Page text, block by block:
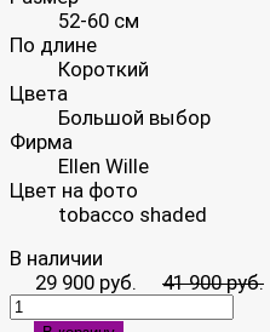
52-60 см
По длине
Короткий
Цвета
Большой выбор
Фирма
Ellen Wille
Цвет на фото
tobacco shaded
В наличии
29 900 руб.
41 900 руб.